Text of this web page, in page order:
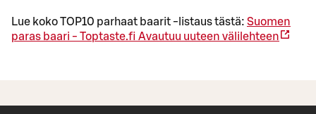
Lue koko TOP10 parhaat baarit -listaus tästä: Suomen
paras baari - Toptaste.fi Avautuu uuteen välilehteen